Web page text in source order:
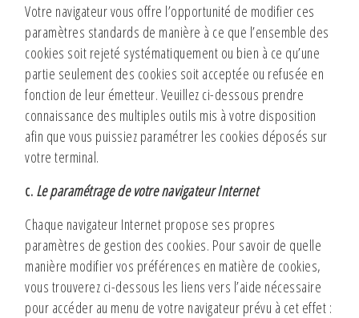
Votre navigateur vous offre l’opportunité de modifier ces
paramètres standards de manière à ce que l’ensemble des
cookies soit rejeté systématiquement ou bien à ce qu’une
partie seulement des cookies soit acceptée ou refusée en
fonction de leur émetteur. Veuillez ci-dessous prendre
connaissance des multiples outils mis à votre disposition
afin que vous puissiez paramétrer les cookies déposés sur
votre terminal.
c. Le paramétrage de votre navigateur Internet
Chaque navigateur Internet propose ses propres
paramètres de gestion des cookies. Pour savoir de quelle
manière modifier vos préférences en matière de cookies,
vous trouverez ci-dessous les liens vers l’aide nécessaire
pour accéder au menu de votre navigateur prévu à cet effet :